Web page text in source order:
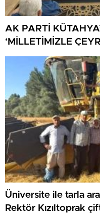
AK PARTİ
‘MİLLETİMİZLE
GELECEĞE HAZIR’
Üniversite ile tarla
Rektör Kızıltoprak